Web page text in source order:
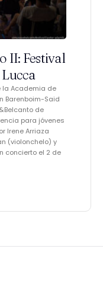
II: Festival
la Academia de
Barenboim-Said
de
para jóvenes
Irene Arriaza
(violonchelo) y
concierto el 2 de